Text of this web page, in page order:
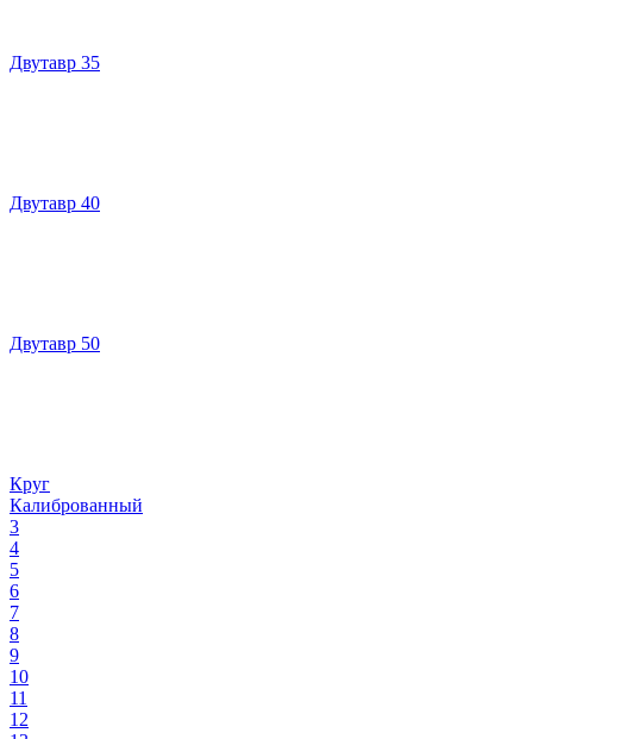
Двутавр 35
Двутавр 40
Двутавр 50
Круг
Калиброванный
3
4
5
6
7
8
9
10
11
12